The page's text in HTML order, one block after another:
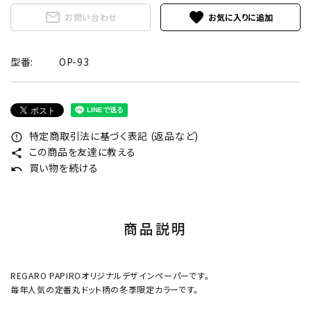
mail_outline お問い合わせ favorite
型番: OP-93
error_outline 特定商取引法に基づく表記 (返品など)
share この商品を友達に教える
undo 買い物を続ける
商品説明
REGARO PAPIROオリジナルデザインペーパーです。
毎年人気の定番丸ドット柄の冬季限定カラーです。